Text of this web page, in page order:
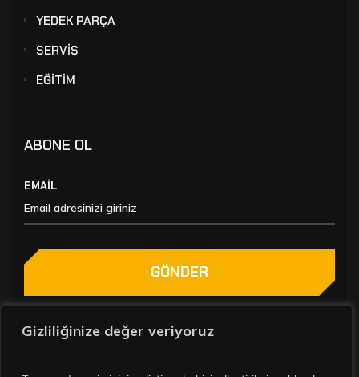
Gizliliğinize değer veriyoruz
YEDEK PARÇA
SERVİS
EĞİTİM
ABONE OL
EMAİL
GÖNDER